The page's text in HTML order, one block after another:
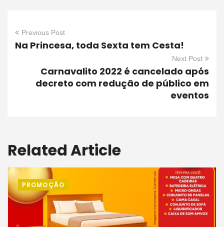
Previous Post
Na Princesa, toda Sexta tem Cesta!
Next Post
Carnavalito 2022 é cancelado após
decreto com redução de público em
eventos
Related Article
PROMOÇÃO